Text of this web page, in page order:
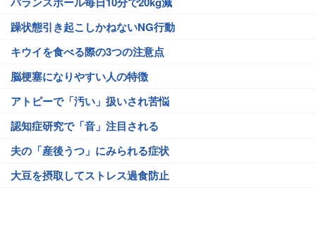
躁状態引き起こしかねないNG行動
キウイを食べる際の3つの注意点
脳梗塞になりやすい人の特徴
アトピーで「汚い」扱いされ苦悩
認知症研究で「音」注目される
夫の「産後うつ」にみられる症状
大豆を摂取してストレス過食防止